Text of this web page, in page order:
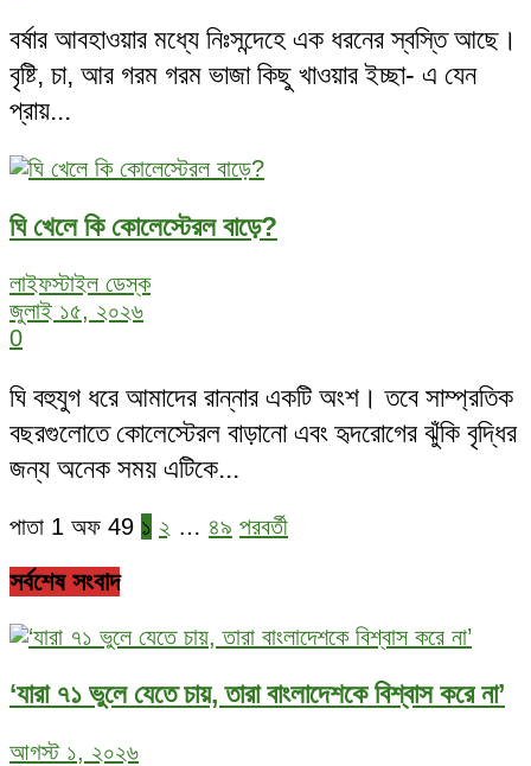
বর্ষার আবহাওয়ার মধ্যে নিঃসন্দেহে এক ধরনের স্বস্তি আছে।
বৃষ্টি, চা, আর গরম গরম ভাজা কিছু খাওয়ার ইচ্ছা- এ যেন
প্রায়...
ঘি খেলে কি কোলেস্টেরল বাড়ে?
লাইফস্টাইল ডেস্ক
জুলাই ১৫, ২০২৬
0
ঘি বহুযুগ ধরে আমাদের রান্নার একটি অংশ। তবে সাম্প্রতিক
বছরগুলোতে কোলেস্টেরল বাড়ানো এবং হৃদরোগের ঝুঁকি বৃদ্ধির
জন্য অনেক সময় এটিকে...
পাতা 1 অফ 49 ১ ২ … ৪৯ পরবর্তী
সর্বশেষ সংবাদ
‘যারা ৭১ ভুলে যেতে চায়, তারা বাংলাদেশকে বিশ্বাস করে না’
আগস্ট ১, ২০২৬